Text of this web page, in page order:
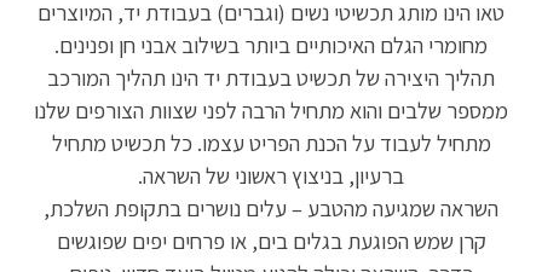
טאו הינו מותג תכשיטי נשים (וגברים) בעבודת יד, המיוצרים
מחומרי הגלם האיכותיים ביותר בשילוב אבני חן ופנינים.
תהליך היצירה של תכשיט בעבודת יד הינו תהליך המורכב
ממספר שלבים והוא מתחיל הרבה לפני שצוות הצורפים שלנו
מתחיל לעבוד על הכנת הפריט עצמו. כל תכשיט מתחיל
ברעיון, בניצוץ ראשוני של השראה.
השראה שמגיעה מהטבע – עלים נושרים בתקופת השלכת,
קרן שמש הפוגעת בגלים בים, או פרחים יפים שפוגשים